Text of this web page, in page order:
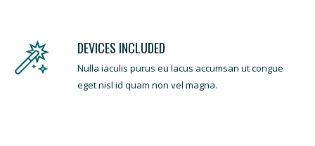
DEVICES INCLUDED
Nulla iaculis purus eu lacus accumsan ut congue
eget nisl id quam non vel magna.